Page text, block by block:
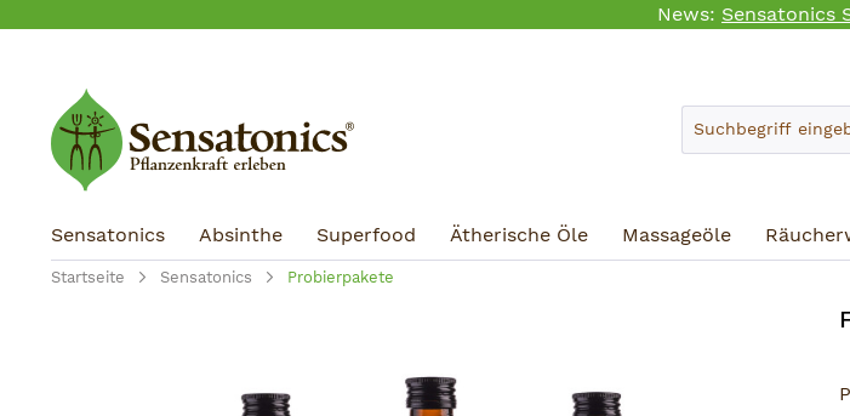
Hauptinhalt springen
Zur Suche springen
Zur Hauptnavigation springen
News: Sensatonics
Sensatonics Absinthe Superfood Ätherische Öle Massageöle
Startseite Sensatonics Probierpakete